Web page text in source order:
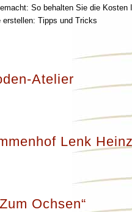
So behalten Sie die Kosten
erstellen: Tipps und Tricks
Atelier
Lenk
Ochsen“